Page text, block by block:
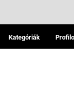
Kategóriák